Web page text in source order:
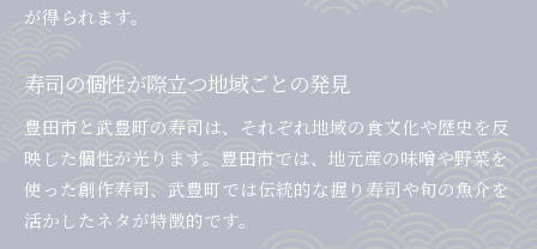
が得られます。
寿司の個性が際立つ地域ごとの発見
豊田市と武豊町の寿司は、それぞれ地域の食文化や歴史を反
映した個性が光ります。豊田市では、地元産の味噌や野菜を
使った創作寿司、武豊町では伝統的な握り寿司や旬の魚介を
活かしたネタが特徴的です。